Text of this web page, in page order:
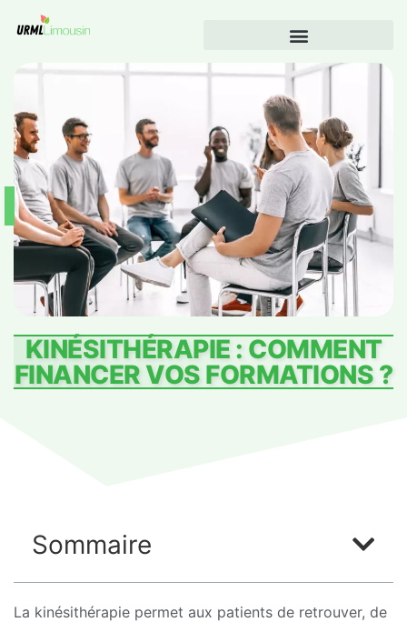
KINÉSITHÉRAPIE : COMMENT
FINANCER VOS FORMATIONS ?
Sommaire
La kinésithérapie permet aux patients de retrouver, de